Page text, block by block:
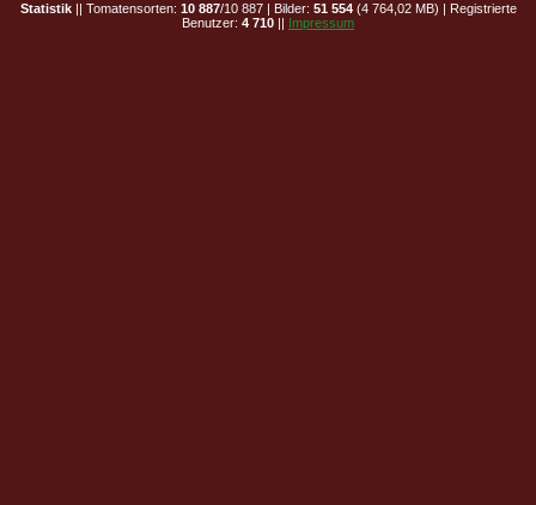
Statistik|| Tomatensorten: 10 887/10 887 | Bilder: 51 554(4 764,02 MB) | Registrierte
Benutzer: 4 710 || Impressum